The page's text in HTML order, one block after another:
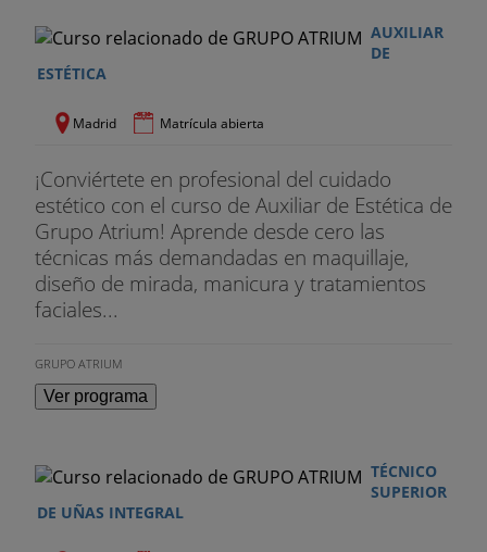
AUXILIAR
DE
ESTÉTICA
Madrid Matrícula abierta
¡Conviértete en profesional del cuidado
estético con el curso de Auxiliar de Estética de
Grupo Atrium! Aprende desde cero las
técnicas más demandadas en maquillaje,
diseño de mirada, manicura y tratamientos
faciales...
GRUPO ATRIUM
Ver programa
TÉCNICO
SUPERIOR
DE UÑAS INTEGRAL